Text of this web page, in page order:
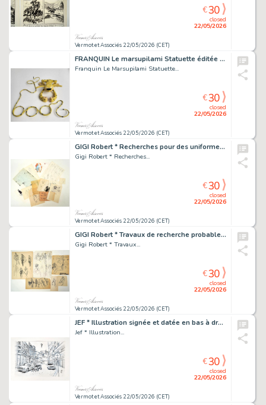
Vermot et Associés 22/05/2026 (CET)
closed
22/05/2026
€30
FRANQUIN Le marsupilami Statuette éditée par Leblon...
Franquin Le Marsupilami Statuette...
Vermot et Associés 22/05/2026 (CET)
closed
22/05/2026
€30
GIGI Robert * Recherches pour des uniformes, militaires,...
Gigi Robert * Recherches...
Vermot et Associés 22/05/2026 (CET)
closed
22/05/2026
€30
GIGI Robert * Travaux de recherche probablement pour...
Gigi Robert * Travaux...
Vermot et Associés 22/05/2026 (CET)
closed
22/05/2026
€30
JEF * Illustration signée et datée en bas à droite Encre...
Jef * Illustration...
Vermot et Associés 22/05/2026 (CET)
closed
22/05/2026
€30